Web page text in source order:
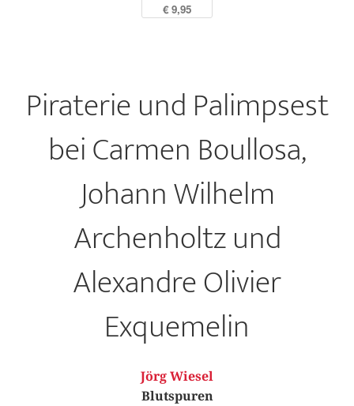
€ 9,95
Piraterie und Palimpsest
bei Carmen Boullosa,
Johann Wilhelm
Archenholtz und
Alexandre Olivier
Exquemelin
Jörg Wiesel
Blutspuren